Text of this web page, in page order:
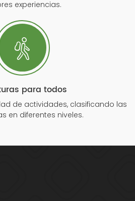
experiencias.
para todos
de actividades, clasificando las
en diferentes niveles.